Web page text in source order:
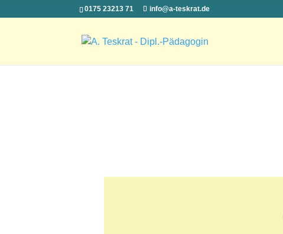
0175 23213 71 info@a-teskrat.de